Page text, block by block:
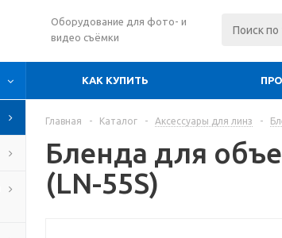
Оборудование для фото- и
видео съёмки
КАК КУПИТЬ
Главная - Каталог - Аксессуары для линз -
Бленда для
(LN-55S)